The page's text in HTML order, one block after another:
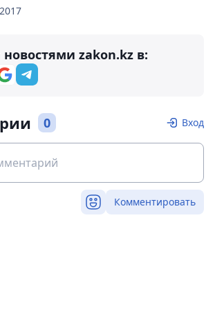
новостями zakon.kz в:
0 Вход
Комментировать